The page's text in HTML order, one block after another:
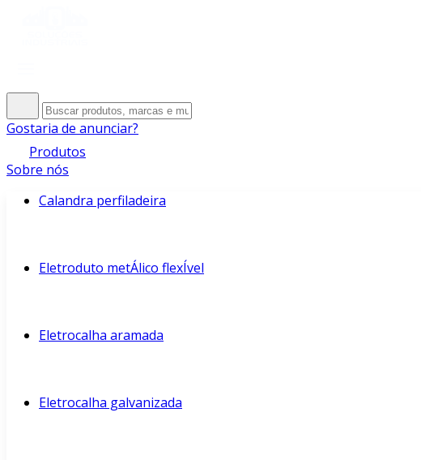
Gostaria de anunciar?
Produtos
Sobre nós
Calandra perfiladeira
Eletroduto metÁlico flexÍvel
Eletrocalha aramada
Eletrocalha galvanizada